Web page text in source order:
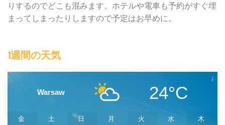
りするのでどこも混みます。ホテルや電車も予約がすぐ埋
まってしまったりしますので予定はお早めに。
1週間の天気
Warsaw 24°C
金 土 日 月 火 水 木